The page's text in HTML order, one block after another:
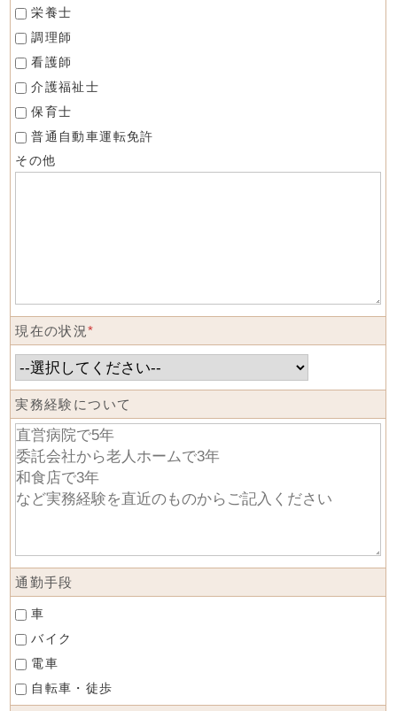
栄養士
調理師
看護師
介護福祉士
保育士
普通自動車運転免許
その他
現在の状況*
実務経験について
通勤手段
車
バイク
電車
自転車・徒歩